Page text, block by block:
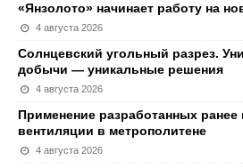
«Янзолото» начинает работу на
4 августа 2026
Солнцевский угольный разрез.
добычи — уникальные решения
4 августа 2026
Применение разработанных ранее
вентиляции в метрополитене
4 августа 2026